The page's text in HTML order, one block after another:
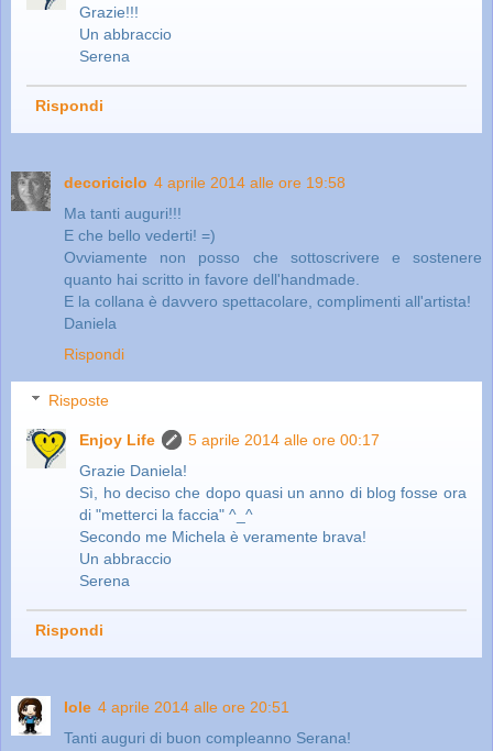
Grazie!!!
Un abbraccio
Serena
Rispondi
decoriciclo 4 aprile 2014 alle ore 19:58
Ma tanti auguri!!!
E che bello vederti! =)
Ovviamente non posso che sottoscrivere e sostenere
quanto hai scritto in favore dell'handmade.
E la collana è davvero spettacolare, complimenti all'artista!
Daniela
Rispondi
Risposte
Enjoy Life
5 aprile 2014 alle ore 00:17
Grazie Daniela!
Sì, ho deciso che dopo quasi un anno di blog fosse ora
di "metterci la faccia" ^_^
Secondo me Michela è veramente brava!
Un abbraccio
Serena
Rispondi
Iole 4 aprile 2014 alle ore 20:51
Tanti auguri di buon compleanno Serana!